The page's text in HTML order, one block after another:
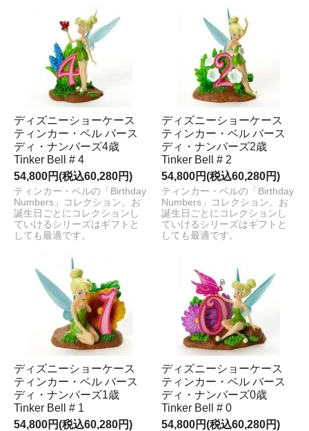
ディズニーショーケース
ティンカー・ベル バース
ディ・ナンバーズ4歳
Tinker Bell # 4
54,800円(税込60,280円)
ティンカー・ベルの「Birthday
Numbers」コレクション。お
誕生日ごとにコレクションし
ていけるシリーズはギフトと
しても最適です。
ディズニーショーケース
ティンカー・ベル バース
ディ・ナンバーズ2歳
Tinker Bell # 2
54,800円(税込60,280円)
ティンカー・ベルの「Birthday
Numbers」コレクション。お
誕生日ごとにコレクションし
ていけるシリーズはギフトと
しても最適です。
ディズニーショーケース
ティンカー・ベル バース
ディ・ナンバーズ1歳
Tinker Bell # 1
54,800円(税込60,280円)
ディズニーショーケース
ティンカー・ベル バース
ディ・ナンバーズ0歳
Tinker Bell # 0
54,800円(税込60,280円)